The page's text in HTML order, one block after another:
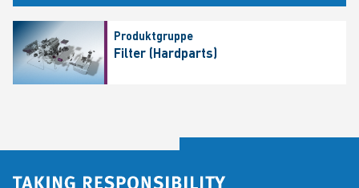
Produktgruppe
Filter (Hardparts)